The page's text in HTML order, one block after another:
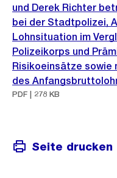
und Derek Richter
bei der Stadtpolizei,
Lohnsituation im
Polizeikorps und
Risikoeinsätze sowie
des
PDF | 278 KB
Seite drucken